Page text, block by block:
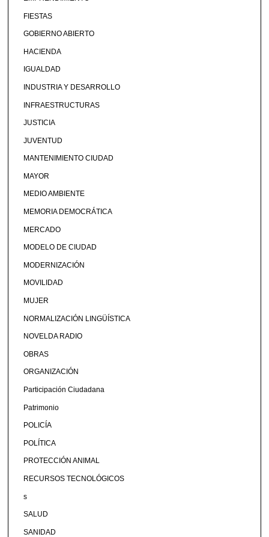
FIESTAS
GOBIERNO ABIERTO
HACIENDA
IGUALDAD
INDUSTRIA Y DESARROLLO
INFRAESTRUCTURAS
JUSTICIA
JUVENTUD
MANTENIMIENTO CIUDAD
MAYOR
MEDIO AMBIENTE
MEMORIA DEMOCRÁTICA
MERCADO
MODELO DE CIUDAD
MODERNIZACIÓN
MOVILIDAD
MUJER
NORMALIZACIÓN LINGÜÍSTICA
NOVELDA RADIO
OBRAS
ORGANIZACIÓN
Participación Ciudadana
Patrimonio
POLICÍA
POLÍTICA
PROTECCIÓN ANIMAL
RECURSOS TECNOLÓGICOS
s
SALUD
SANIDAD